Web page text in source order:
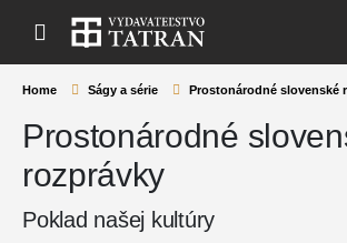
Home Ságy a série Prostonárodné slovenské
Prostonárodné
rozprávky
Poklad našej kultúry